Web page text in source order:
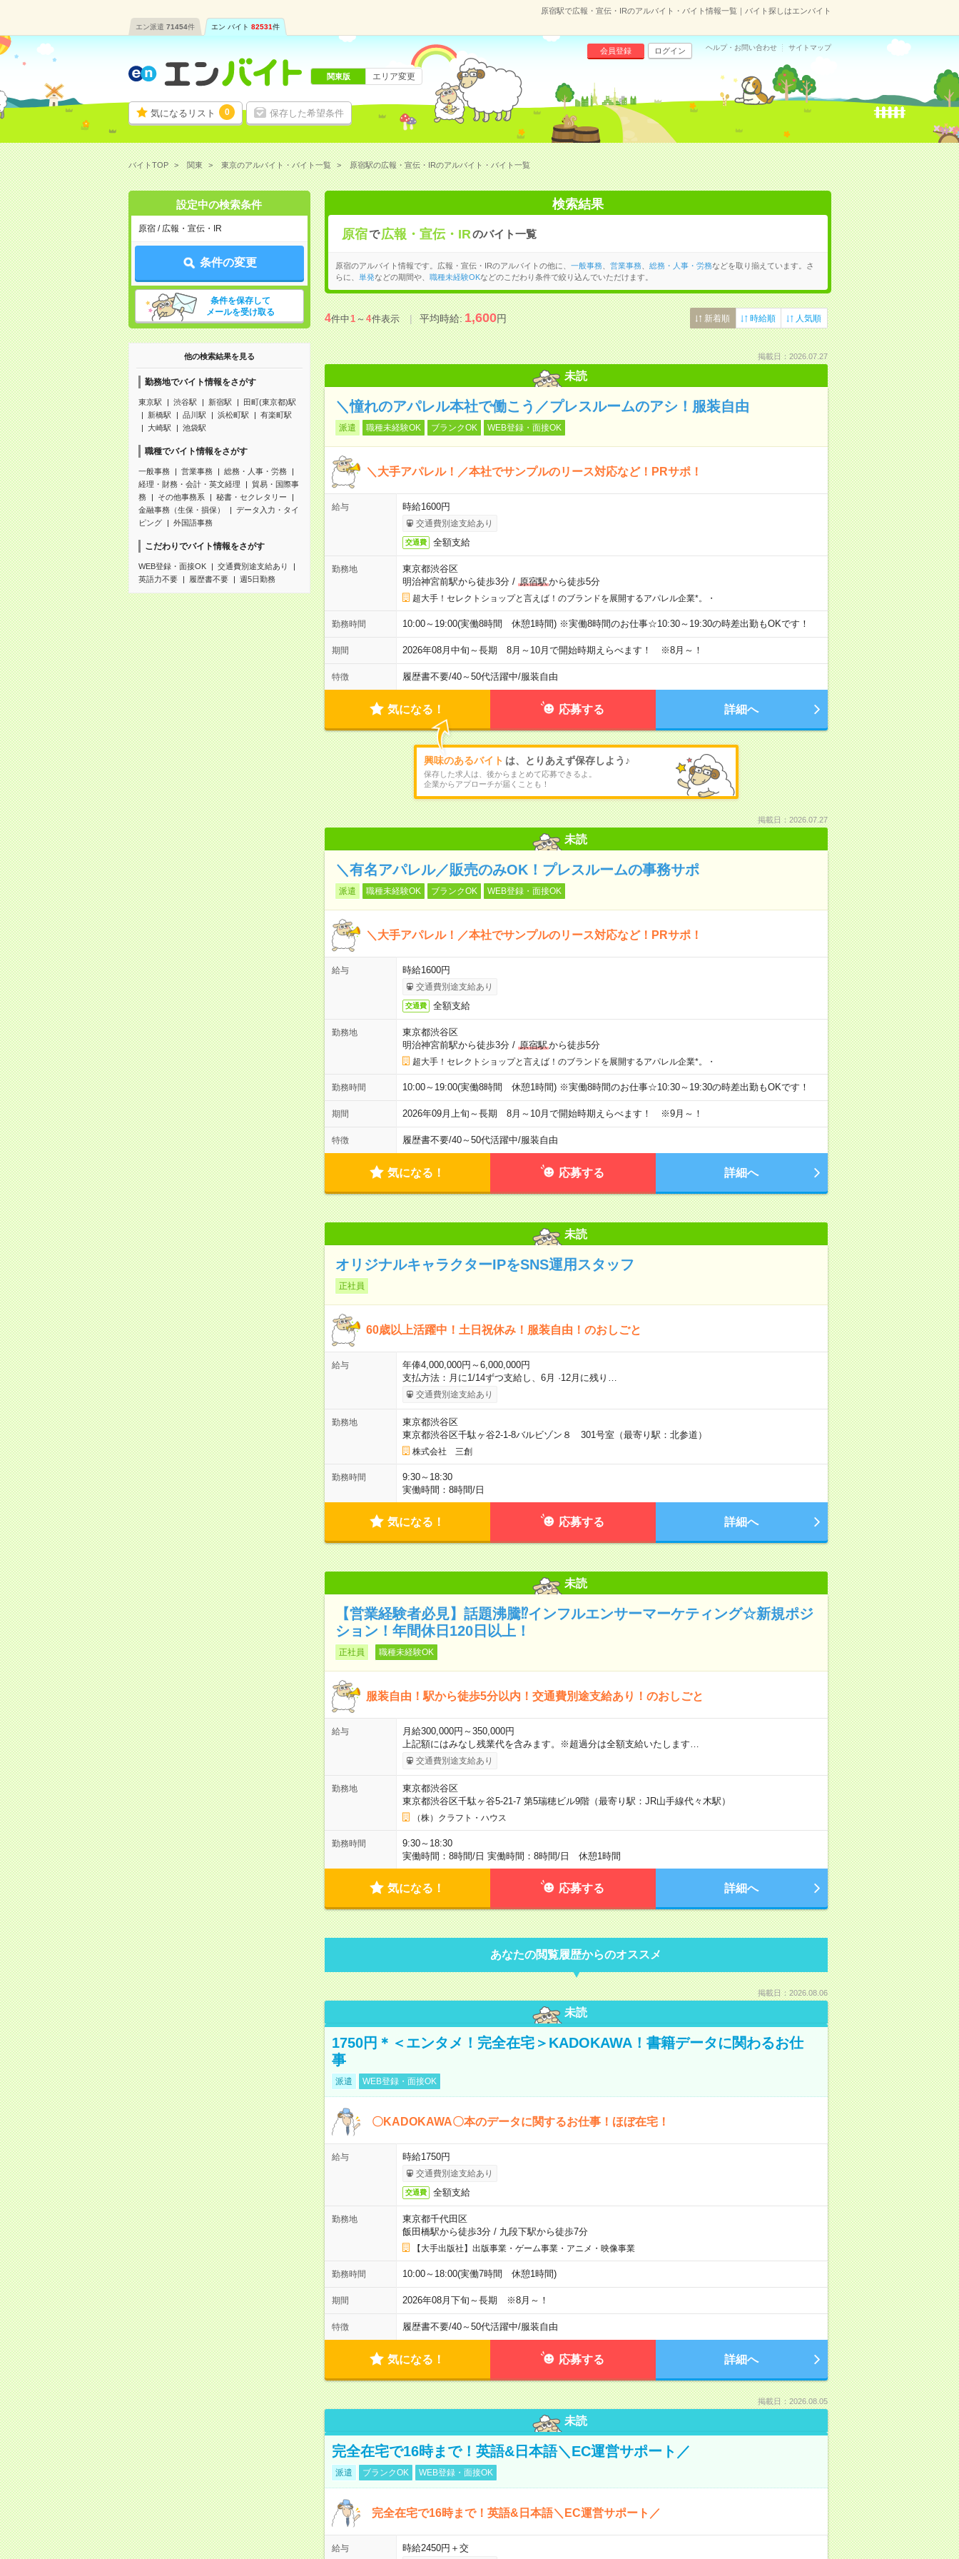
原宿駅で広報・宣伝・IRのアルバイト・バイト情報一覧｜バイト探しはエンバイト
エン派遣 71454件 エン バイト 82531件
気になるリスト 0 保存した希望条件
会員登録 ログイン ヘルプ・お問い合わせ サイトマップ
関東版 エリア変更
バイトTOP 関東 東京のアルバイト・バイト一覧 原宿駅の広報・宣伝・IRのアルバイト・バイト一覧
設定中の検索条件
原宿 / 広報・宣伝・IR
条件の変更
条件を保存して
メールを受け取る
他の検索結果を見る
勤務地でバイト情報をさがす
東京駅 渋谷駅 新宿駅
田町(東京都)駅
新橋駅
品川駅 浜松町駅
有楽町駅
大崎駅
池袋駅
職種でバイト情報をさがす
一般事務 営業事務
総務・人事・労務
経理・財務・会計・英文経理
貿易・国際事
務
その他事務系
秘書・セクレタリー
金融事務（生保・損保）
データ入力・タイ
ピング
外国語事務
こだわりでバイト情報をさがす
WEB登録・面接OK
交通費別途支給あり
英語力不要
履歴書不要 週5日勤務
検索結果
原宿で 広報・宣伝・IRのバイト一覧
原宿のアルバイト情報です。広報・宣伝・IRのアルバイトの他に、 一般事務、 営業事務、 総務・人事・労務などを取り揃えています。さ
らに、
単発などの期間や、 職種未経験OKなどのこだわり条件で絞り込んでいただけます。
4件中1～4件表示 平均時給:1,600円 新着順 時給順 人気順
掲載日：2026.07.27
未読
＼憧れのアパレル本社で働こう／プレスルームのアシ！服装自由
派遣 職種未経験OK ブランクOK WEB登録・面接OK
＼大手アパレル！／本社でサンプルのリース対応など！PRサポ！
給与 時給1600円
交通費別途支給あり
交通費 全額支給
勤務地
東京都渋谷区
明治神宮前駅から徒歩3分/ 原宿駅から徒歩5分
超大手！セレクトショップと言えば！のブランドを展開するアパレル企業*。・
勤務時間 10:00～19:00(実働8時間 休憩1時間) ※実働8時間のお仕事☆10:30～19:30の時差出勤もOKです！
期間 2026年08月中旬～長期 8月～10月で開始時期えらべます！ ※8月～！
特徴 履歴書不要/40～50代活躍中/服装自由
気になる！ 応募する 詳細へ
興味のあるバイト は、とりあえず保存しよう♪
保存した求人は、後からまとめて応募できるよ。
企業からアプローチが届くことも！
掲載日：2026.07.27
未読
＼有名アパレル／販売のみOK！プレスルームの事務サポ
派遣 職種未経験OK ブランクOK WEB登録・面接OK
＼大手アパレル！／本社でサンプルのリース対応など！PRサポ！
給与 時給1600円
交通費別途支給あり
交通費 全額支給
勤務地
東京都渋谷区
明治神宮前駅から徒歩3分/ 原宿駅から徒歩5分
超大手！セレクトショップと言えば！のブランドを展開するアパレル企業*。・
勤務時間 10:00～19:00(実働8時間 休憩1時間) ※実働8時間のお仕事☆10:30～19:30の時差出勤もOKです！
期間 2026年09月上旬～長期 8月～10月で開始時期えらべます！ ※9月～！
特徴 履歴書不要/40～50代活躍中/服装自由
気になる！ 応募する 詳細へ
未読
オリジナルキャラクターIPをSNS運用スタッフ
正社員
60歳以上活躍中！土日祝休み！服装自由！のおしごと
給与
年俸4,000,000円～6,000,000円
支払方法：月に1/14ずつ支給し、6月 ·12月に残り…
交通費別途支給あり
勤務地
東京都渋谷区
東京都渋谷区千駄ヶ谷2-1-8バルビゾン８ 301号室（最寄り駅：北参道）
株式会社 三創
勤務時間
9:30～18:30
実働時間：8時間/日
気になる！ 応募する 詳細へ
未読
【営業経験者必見】話題沸騰⁉インフルエンサーマーケティング☆新規ポジ
ション！年間休日120日以上！
正社員 職種未経験OK
服装自由！駅から徒歩5分以内！交通費別途支給あり！のおしごと
給与
月給300,000円～350,000円
上記額にはみなし残業代を含みます。※超過分は全額支給いたします…
交通費別途支給あり
勤務地
東京都渋谷区
東京都渋谷区千駄ヶ谷5-21-7 第5瑞穂ビル9階（最寄り駅：JR山手線代々木駅）
（株）クラフト・ハウス
勤務時間
9:30～18:30
実働時間：8時間/日 実働時間：8時間/日 休憩1時間
気になる！ 応募する 詳細へ
あなたの閲覧履歴からのオススメ
掲載日：2026.08.06
未読
1750円＊＜エンタメ！完全在宅＞KADOKAWA！書籍データに関わるお仕
事
派遣 WEB登録・面接OK
〇KADOKAWA〇本のデータに関するお仕事！ほぼ在宅！
給与 時給1750円
交通費別途支給あり
交通費 全額支給
勤務地
東京都千代田区
飯田橋駅から徒歩3分/ 九段下駅から徒歩7分
【大手出版社】出版事業・ゲーム事業・アニメ・映像事業
勤務時間 10:00～18:00(実働7時間 休憩1時間)
期間 2026年08月下旬～長期 ※8月～！
特徴 履歴書不要/40～50代活躍中/服装自由
気になる！ 応募する 詳細へ
掲載日：2026.08.05
未読
完全在宅で16時まで！英語&日本語＼EC運営サポート／
派遣 ブランクOK WEB登録・面接OK
完全在宅で16時まで！英語&日本語＼EC運営サポート／
給与 時給2450円＋交